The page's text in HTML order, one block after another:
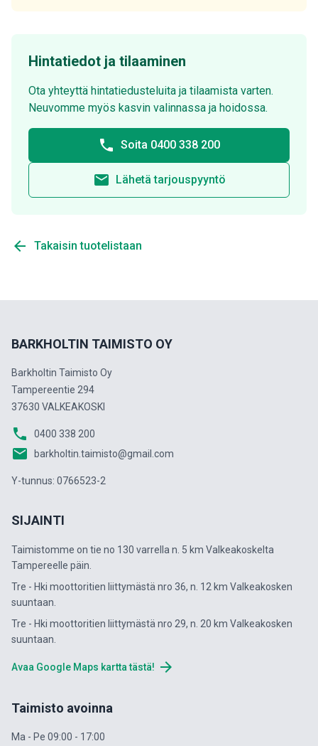
Hintatiedot ja tilaaminen
Ota yhteyttä hintatiedusteluita ja tilaamista varten.
Neuvomme myös kasvin valinnassa ja hoidossa.
phone Soita 0400 338 200
email Lähetä tarjouspyyntö
arrow_back Takaisin tuotelistaan
BARKHOLTIN TAIMISTO OY
Barkholtin Taimisto Oy
Tampereentie 294
37630 VALKEAKOSKI
phone 0400 338 200
email barkholtin.taimisto@gmail.com
Y-tunnus: 0766523-2
SIJAINTI
Taimistomme on tie no 130 varrella n. 5 km Valkeakoskelta
Tampereelle päin.
Tre - Hki moottoritien liittymästä nro 36, n. 12 km Valkeakosken
suuntaan.
Tre - Hki moottoritien liittymästä nro 29, n. 20 km Valkeakosken
suuntaan.
Avaa Google Maps kartta tästä! arrow_forward
Taimisto avoinna
Ma - Pe 09:00 - 17:00